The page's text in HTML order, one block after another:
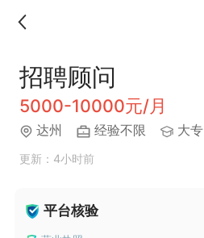
招聘顾问
5000-10000元/月
达州 经验不限 大专
更新：4小时前
平台核验